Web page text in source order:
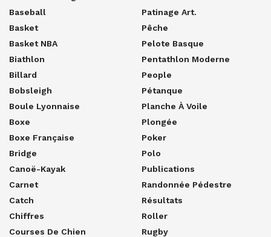
Baseball
Basket
Basket NBA
Biathlon
Billard
Bobsleigh
Boule Lyonnaise
Boxe
Boxe Française
Bridge
Canoë-Kayak
Carnet
Catch
Chiffres
Courses De Chien
Patinage Art.
Pêche
Pelote Basque
Pentathlon Moderne
People
Pétanque
Planche À Voile
Plongée
Poker
Polo
Publications
Randonnée Pédestre
Résultats
Roller
Rugby